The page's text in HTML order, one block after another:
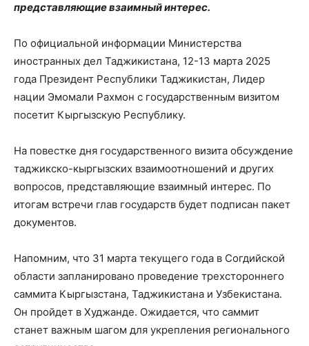
представляющие взаимный интерес.
По официальной информации Министерства
иностранных дел Таджикистана, 12-13 марта 2025
года Президент Республики Таджикистан, Лидер
нации Эмомали Рахмон с государственным визитом
посетит Кыргызскую Республику.
На повестке дня государственного визита обсуждение
таджикско-кыргызских взаимоотношений и других
вопросов, представляющие взаимный интерес. По
итогам встречи глав государств будет подписан пакет
документов.
Напомним, что 31 марта текущего года в Согдийской
области запланировано проведение трехстороннего
саммита Кыргызстана, Таджикистана и Узбекистана.
Он пройдет в Худжанде. Ожидается, что саммит
станет важным шагом для укрепления регионального